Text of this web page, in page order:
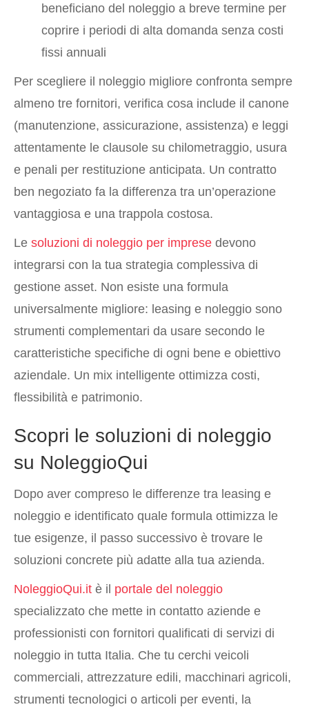
beneficiano del noleggio a breve termine per
coprire i periodi di alta domanda senza costi
fissi annuali
Per scegliere il noleggio migliore confronta sempre
almeno tre fornitori, verifica cosa include il canone
(manutenzione, assicurazione, assistenza) e leggi
attentamente le clausole su chilometraggio, usura
e penali per restituzione anticipata. Un contratto
ben negoziato fa la differenza tra un’operazione
vantaggiosa e una trappola costosa.
Le soluzioni di noleggio per imprese devono
integrarsi con la tua strategia complessiva di
gestione asset. Non esiste una formula
universalmente migliore: leasing e noleggio sono
strumenti complementari da usare secondo le
caratteristiche specifiche di ogni bene e obiettivo
aziendale. Un mix intelligente ottimizza costi,
flessibilità e patrimonio.
Scopri le soluzioni di noleggio
su NoleggioQui
Dopo aver compreso le differenze tra leasing e
noleggio e identificato quale formula ottimizza le
tue esigenze, il passo successivo è trovare le
soluzioni concrete più adatte alla tua azienda.
NoleggioQui.it è il portale del noleggio
specializzato che mette in contatto aziende e
professionisti con fornitori qualificati di servizi di
noleggio in tutta Italia. Che tu cerchi veicoli
commerciali, attrezzature edili, macchinari agricoli,
strumenti tecnologici o articoli per eventi, la